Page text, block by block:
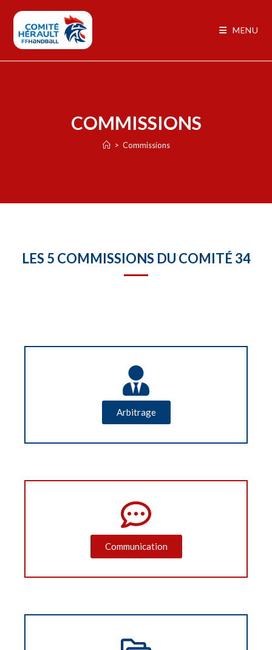
MENU
COMMISSIONS
> Commissions
LES 5 COMMISSIONS DU COMITÉ 34
Arbitrage
Communication